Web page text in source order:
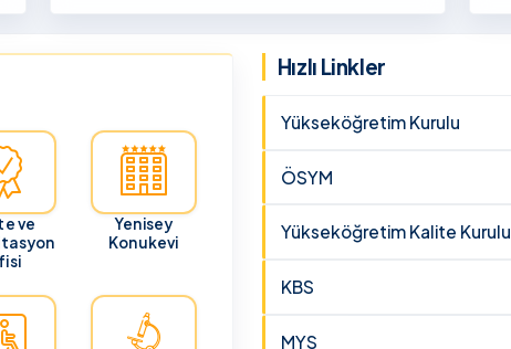
ve
ve
Yenisey
Konukevi
Hızlı Linkler
Yükseköğretim Kurulu
ÖSYM
Yükseköğretim Kalite Kurulu
KBS
MYS